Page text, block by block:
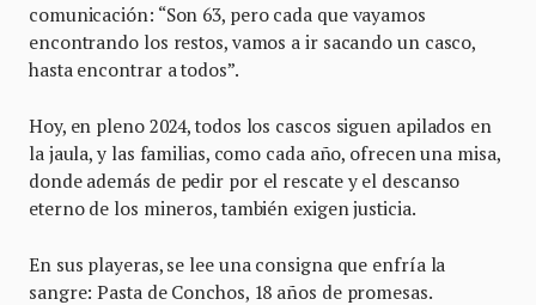
comunicación: “Son 63, pero cada que vayamos
encontrando los restos, vamos a ir sacando un casco,
hasta encontrar a todos”.
Hoy, en pleno 2024, todos los cascos siguen apilados en
la jaula, y las familias, como cada año, ofrecen una misa,
donde además de pedir por el rescate y el descanso
eterno de los mineros, también exigen justicia.
En sus playeras, se lee una consigna que enfría la
sangre: Pasta de Conchos, 18 años de promesas.